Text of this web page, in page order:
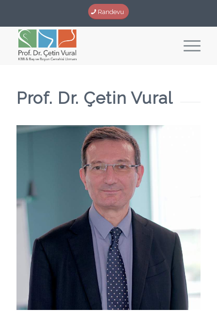
Randevu
Prof. Dr. Çetin Vural